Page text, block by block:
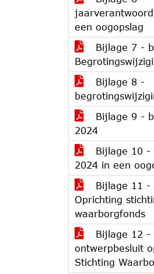
een oogopslag
Bijlage 7 -
Bijlage 8 -
Bijlage 9 -
2024
Bijlage 10 -
2024 in een
Bijlage 11 -
Oprichting
waarborgfonds
Bijlage 12 -
ontwerpbesluit
Stichting